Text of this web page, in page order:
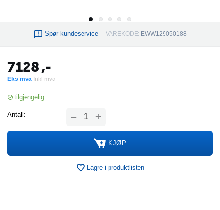
Spør kundeservice VAREKODE: EWW129050188
7128,-
Eks mva Inkl mva
tilgjengelig
Antall: +
−
KJØP
Lagre i produktlisten